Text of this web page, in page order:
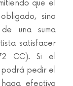
que el
sino
una suma
satisfacer
CC). Si el
pedir el
efectivo